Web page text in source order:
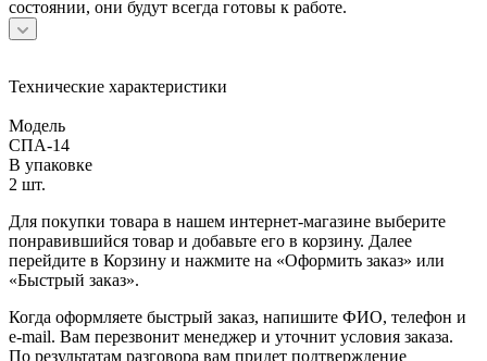
состоянии, они будут всегда готовы к работе.
Технические характеристики
Модель
СПА-14
В упаковке
2 шт.
Для покупки товара в нашем интернет-магазине выберите
понравившийся товар и добавьте его в корзину. Далее
перейдите в Корзину и нажмите на «Оформить заказ» или
«Быстрый заказ».
Когда оформляете быстрый заказ, напишите ФИО, телефон и
e-mail. Вам перезвонит менеджер и уточнит условия заказа.
По результатам разговора вам придет подтверждение